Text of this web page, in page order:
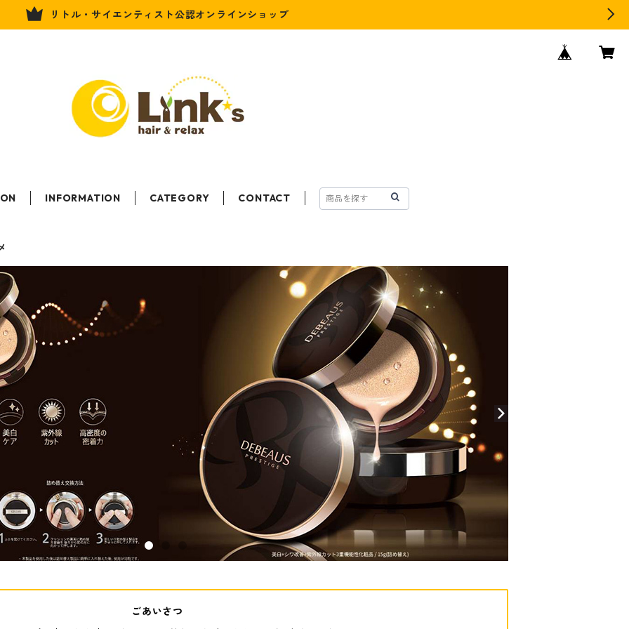
リトル・サイエンティスト公認オンラインショップ
INFORMATION CATEGORY CONTACT
ごあいさつ